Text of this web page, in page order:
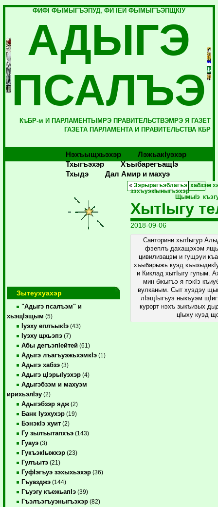
ФИФI ФЫМЫГЪЭПУД, ФИ IЕЙ ФЫМЫГЪЭПЩКIУ
АДЫГЭ
ПСАЛЪЭ
КъБР-м И ПАРЛАМЕНТЫМРЭ ПРАВИТЕЛЬСТВЭМРЭ Я ГАЗЕТ
ГАЗЕТА ПАРЛАМЕНТА И ПРАВИТЕЛЬСТВА КБР
Нэхъыщхьэхэр
Лэжьакlуэхэр
Тхыгъэхэр
Хъыбарегъащlэ
Тхыдэ
Дал Амир и махуэ
Зытеухуахэр
"Адыгэ псалъэм" и
хьэщIэщым (5)
Iуэху еплъыкIэ (43)
Iуэху щхьэпэ (7)
Абы дегъэпIейтей (61)
Адыгэ лъагъуэжьхэмкIэ (1)
Адыгэ хабзэ (3)
Адыгэ цIэрыIуэхэр (4)
Адыгэбзэм и махуэм
ирихьэлIэу (2)
Адыгэбзэр ядж (2)
Банк Iуэхухэр (19)
БэнэкIэ хуит (2)
Гу зылъытапхъэ (143)
Гуауэ (3)
ГукъэкIыжхэр (23)
Гулъытэ (21)
ГуфIэгъуэ зэхыхьэхэр (36)
Гъуазджэ (144)
Гъуэгу къежьапIэ (39)
Гъэлъэгъуэныгъэхэр (82)
«Зэрырагъэблагъэ хабзэм
зэхъуэкIыныгъэхэр
ЩымыIэ
ХытIыгу
2018-09-06
Санторини хытIыгур
фэеплъ дахащэхэм
цивилизацэм и гущэуи
хъыбарыжь куэд
и Киклад хытIыгу гупым.
мин бжыгъэ я пэкIэ
вулканым. Сыт хуэдэу
лIэщIыгъуэ ныкъуэм
курорт нэхъ зыкъизых
цIыху куэд